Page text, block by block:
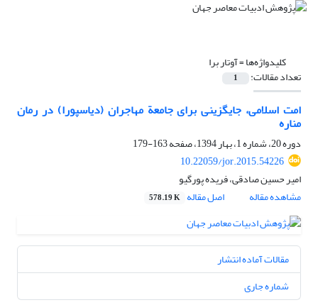
کلیدواژه‌ها =آوتار برا
تعداد مقالات: 1
امت اسلامی، جایگزینی برای جامعة مهاجران (دیاسپورا) در رمان
مناره
دوره 20، شماره 1، بهار 1394، صفحه
163-179
10.22059/jor.2015.54226
امیر حسین صادقی، فریده پورگیو
مشاهده مقاله
اصل مقاله 578.19 K
مقالات آماده انتشار
شماره جاری